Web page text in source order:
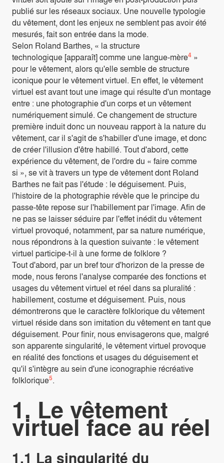
publié sur les réseaux sociaux. Une nouvelle typologie
du vêtement, dont les enjeux ne semblent pas avoir été
mesurés, fait son entrée dans la mode.
Selon Roland Barthes, « la structure
technologique [apparaît] comme une langue-mère4 »
pour le vêtement, alors qu'elle semble de structure
iconique pour le vêtement virtuel. En effet, le vêtement
virtuel est avant tout une image qui résulte d'un montage
entre : une photographie d'un corps et un vêtement
numériquement simulé. Ce changement de structure
première induit donc un nouveau rapport à la nature du
vêtement, car il s'agit de s'habiller d'une image, et donc
de créer l'illusion d'être habillé. Tout d'abord, cette
expérience du vêtement, de l'ordre du « faire comme
si », se vit à travers un type de vêtement dont Roland
Barthes ne fait pas l'étude : le déguisement. Puis,
l'histoire de la photographie révèle que le principe du
passe-tête repose sur l'habillement par l'image. Afin de
ne pas se laisser séduire par l'effet inédit du vêtement
virtuel provoqué, notamment, par sa nature numérique,
nous répondrons à la question suivante : le vêtement
virtuel participe-t-il à une forme de folklore ?
Tout d'abord, par un bref tour d'horizon de la presse de
mode, nous ferons l'analyse comparée des fonctions et
usages du vêtement virtuel et réel dans sa pluralité :
habillement, costume et déguisement. Puis, nous
démontrerons que le caractère folklorique du vêtement
virtuel réside dans son imitation du vêtement en tant que
déguisement. Pour finir, nous envisagerons que, malgré
son apparente singularité, le vêtement virtuel provoque
en réalité des fonctions et usages du déguisement et
qu'il s'intègre au sein d'une iconographie récréative
folklorique5.
1. Le vêtement
virtuel face au réel
1.1 La singularité du